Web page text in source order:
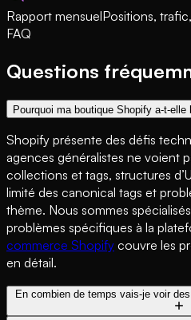
Rapport mensuelPositions,
FAQ
Questions
Pourquoi ma boutique Shopify a-t-
Shopify présente des défis
agences généralistes ne voient
collections et tags, structures
limité des canonical tags et
thème. Nous sommes
problèmes spécifiques à la
commerce Shopify couvre les
en détail.
En combien de temps vais-je voir